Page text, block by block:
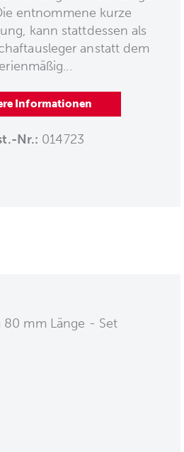
entnommene kurze
kann stattdessen als
anstatt dem
Informationen
Nr.: 014723
80 mm Länge - Set